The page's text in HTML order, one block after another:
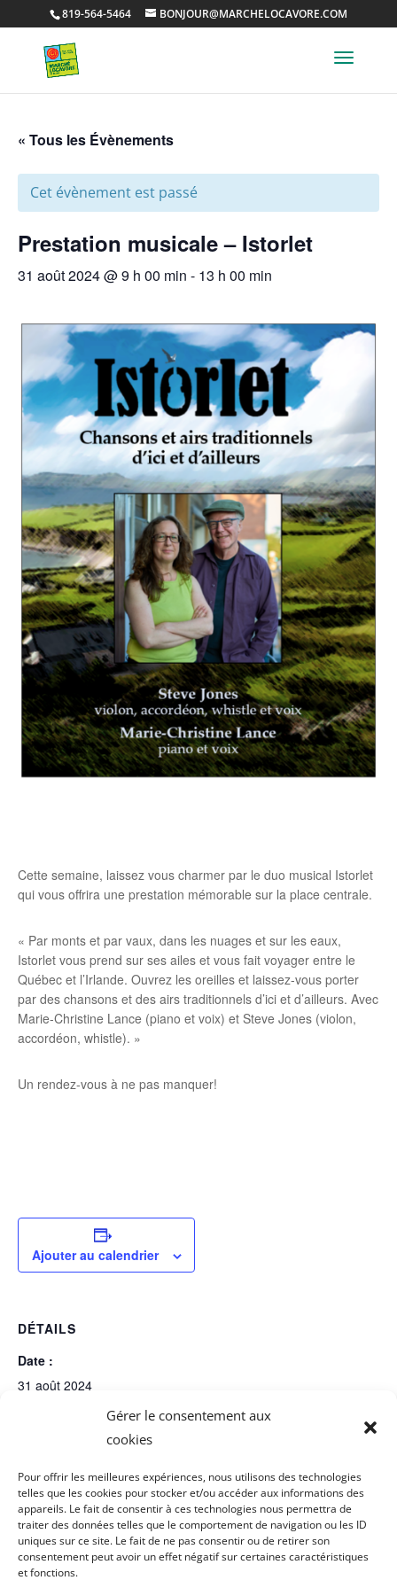
Gérer le consentement aux
cookies
Pour offrir les meilleures expériences, nous utilisons des technologies
telles que les cookies pour stocker et/ou accéder aux informations des
appareils. Le fait de consentir à ces technologies nous permettra de
traiter des données telles que le comportement de navigation ou les ID
uniques sur ce site. Le fait de ne pas consentir ou de retirer son
consentement peut avoir un effet négatif sur certaines caractéristiques
et fonctions.
819-564-5464 BONJOUR@MARCHELOCAVORE.COM
« Tous les Évènements
Cet évènement est passé
Prestation musicale – Istorlet
31 août 2024 @ 9 h 00 min - 13 h 00 min
Cette semaine, laissez vous charmer par le duo musical Istorlet
qui vous offrira une prestation mémorable sur la place centrale.
« Par monts et par vaux, dans les nuages et sur les eaux,
Istorlet vous prend sur ses ailes et vous fait voyager entre le
Québec et l’Irlande. Ouvrez les oreilles et laissez-vous porter
par des chansons et des airs traditionnels d’ici et d’ailleurs. Avec
Marie-Christine Lance (piano et voix) et Steve Jones (violon,
accordéon, whistle). »
Un rendez-vous à ne pas manquer!
Ajouter au calendrier
DÉTAILS
Date :
31 août 2024
9 h 00 min - 13 h 00 min
Journée des membres Festiv’Ail